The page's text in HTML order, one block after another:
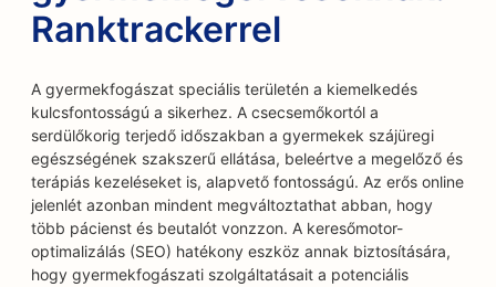
Ranktrackerrel
A gyermekfogászat speciális területén a kiemelkedés
kulcsfontosságú a sikerhez. A csecsemőkortól a
serdülőkorig terjedő időszakban a gyermekek szájüregi
egészségének szakszerű ellátása, beleértve a megelőző és
terápiás kezeléseket is, alapvető fontosságú. Az erős online
jelenlét azonban mindent megváltoztathat abban, hogy
több pácienst és beutalót vonzzon. A keresőmotor-
optimalizálás (SEO) hatékony eszköz annak biztosítására,
hogy gyermekfogászati szolgáltatásait a potenciális